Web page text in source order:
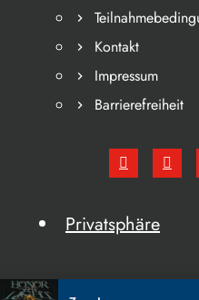
Kontakt
Impressum
Barrierefreiheit
Privatsphäre